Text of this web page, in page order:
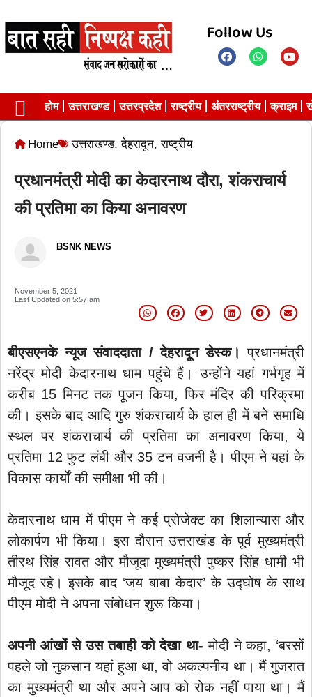
Follow Us
होम उत्तराखण्ड उत्तरप्रदेश राष्ट्रीय अंतरराष्ट्रीय क्राइम
Home उत्तराखण्ड,देहरादून,राष्ट्रीय
प्रधानमंत्री मोदी का केदारनाथ दौरा, शंकराचार्य
की प्रतिमा का किया अनावरण
BSNK NEWS
November 5, 2021
Last Updated on 5:57 am
बीएसएनके न्यूज संवाददाता / देहरादून डेस्क। प्रधानमंत्री
नरेंद्र मोदी केदारनाथ धाम पहुंचे हैं। उन्होंने यहां गर्भगृह में
करीब 15 मिनट तक पूजन किया, फिर मंदिर की परिक्रमा
की। इसके बाद आदि गुरु शंकराचार्य के हाल ही में बने समाधि
स्थल पर शंकराचार्य की प्रतिमा का अनावरण किया, ये
प्रतिमा 12 फुट लंबी और 35 टन वजनी है। पीएम ने यहां के
विकास कार्यों की समीक्षा भी की।
केदारनाथ धाम में पीएम ने कई प्रोजेक्ट का शिलान्यास और
लोकार्पण भी किया। इस दौरान उत्तराखंड के पूर्व मुख्यमंत्री
तीरथ सिंह रावत और मौजूदा मुख्यमंत्री पुष्कर सिंह धामी भी
मौजूद रहे। इसके बाद ‘जय बाबा केदार’ के उद्घोष के साथ
पीएम मोदी ने अपना संबोधन शुरू किया।
अपनी आंखों से उस तबाही को देखा था-मोदी ने कहा, ‘बरसों
पहले जो नुकसान यहां हुआ था, वो अकल्पनीय था। मैं गुजरात
का मुख्यमंत्री था और अपने आप को रोक नहीं पाया था। मैं